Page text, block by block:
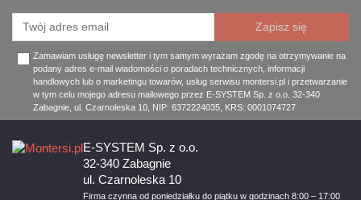
Zamawiam usługę newsletter i tym samym wyrażam zgodę na otrzymywanie na
podany adres e-mail wiadomości o poradach technicznych, informacji
handlowych lub o marketingu towarów, usług serwisu montersi.pl i przetwarzanie
w tym celu mojego adresu mailowego przez E-SYSTEM Sp. z o.o. 32-340
Zabagnie, ul. Czarnoleska 10, NIP: 6372224035, KRS: 0001074727
Firma czynna od poniedziałku do piątku w godzinach 8:00 – 17:00
E-SYSTEM Sp. z o.o.
32-340 Zabagnie
ul. Czarnoleska 10